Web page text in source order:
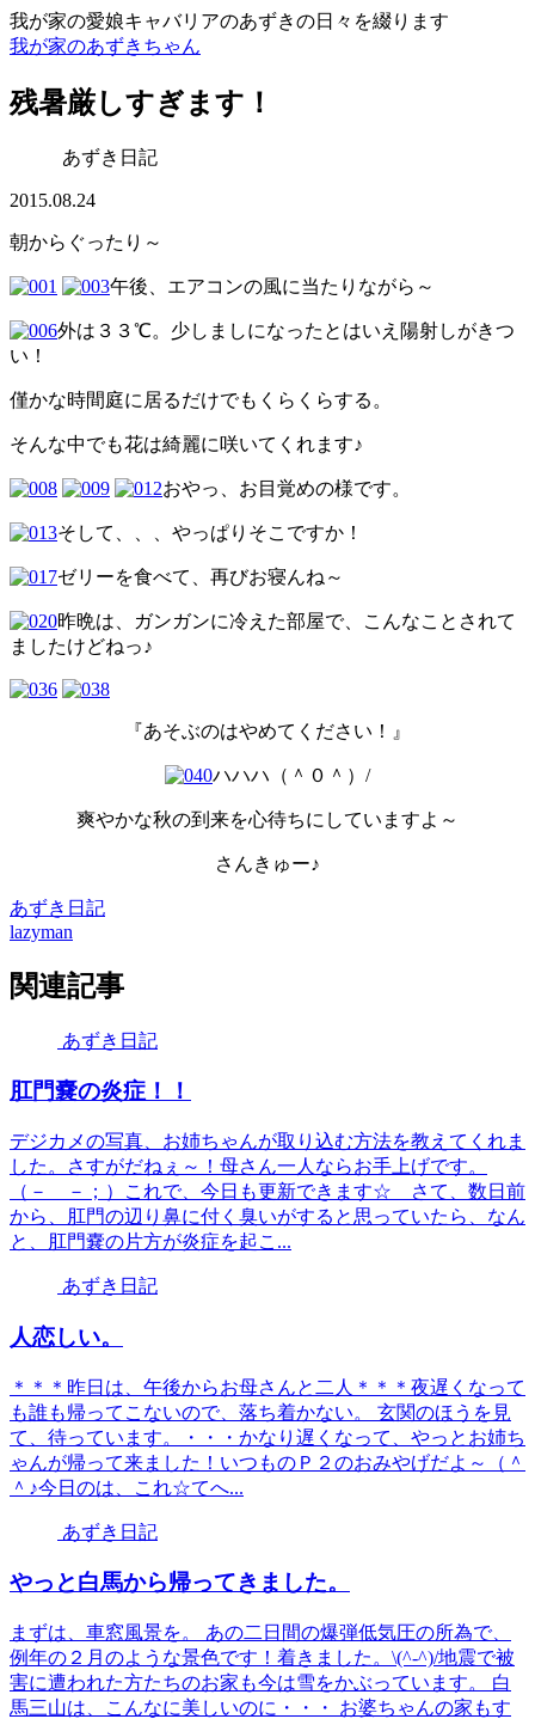
我が家の愛娘キャバリアのあずきの日々を綴ります
我が家のあずきちゃん
残暑厳しすぎます！
あずき日記
2015.08.24
朝からぐったり～
午後、エアコンの風に当たりながら～
外は３３℃。少しましになったとはいえ陽射しがきつ
い！
僅かな時間庭に居るだけでもくらくらする。
そんな中でも花は綺麗に咲いてくれます♪
おやっ、お目覚めの様です。
そして、、、やっぱりそこですか！
ゼリーを食べて、再びお寝んね～
昨晩は、ガンガンに冷えた部屋で、こんなことされて
ましたけどねっ♪
『あそぶのはやめてください！』
ハハハ（＾０＾）/
爽やかな秋の到来を心待ちにしていますよ～
さんきゅー♪
あずき日記
lazyman
関連記事
あずき日記
肛門嚢の炎症！！
デジカメの写真、お姉ちゃんが取り込む方法を教えてくれま
した。さすがだねぇ～！母さん一人ならお手上げです。
（－ －；）これで、今日も更新できます☆ さて、数日前
から、肛門の辺り鼻に付く臭いがすると思っていたら、なん
と、肛門嚢の片方が炎症を起こ...
あずき日記
人恋しい。
＊＊＊昨日は、午後からお母さんと二人＊＊＊夜遅くなって
も誰も帰ってこないので、落ち着かない。 玄関のほうを見
て、待っています。・・・かなり遅くなって、やっとお姉ち
ゃんが帰って来ました！いつものＰ２のおみやげだよ～（＾
＾♪今日のは、これ☆てへ...
あずき日記
やっと白馬から帰ってきました。
まずは、車窓風景を。 あの二日間の爆弾低気圧の所為で、
例年の２月のような景色です！着きました。\(^-^)/地震で被
害に遭われた方たちのお家も今は雪をかぶっています。 白
馬三山は、こんなに美しいのに・・・ お婆ちゃんの家もす